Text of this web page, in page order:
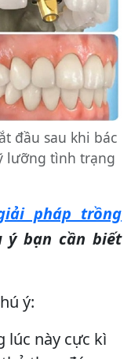
đầu sau khi bác
lưỡng tình trạng
pháp trồng
bạn cần biết
ý:
lúc này cực kì